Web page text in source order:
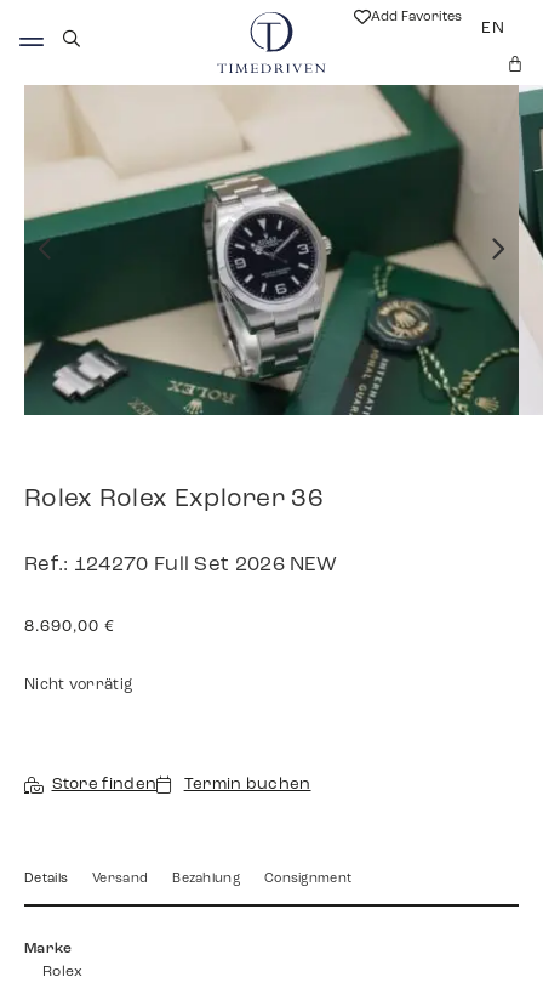
Add Favorites
EN
Rolex Rolex Explorer 36
Ref.: 124270 Full Set 2026 NEW
8.690,00 €
Nicht vorrätig
Store finden Termin buchen
Details Versand Bezahlung Consignment
Marke
Rolex